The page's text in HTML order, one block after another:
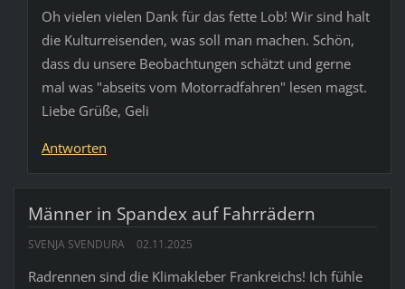
Oh vielen vielen Dank für das fette Lob! Wir sind halt
die Kulturreisenden, was soll man machen. Schön,
dass du unsere Beobachtungen schätzt und gerne
mal was "abseits vom Motorradfahren" lesen magst.
Liebe Grüße, Geli
Antworten
Männer in Spandex auf Fahrrädern
SVENJA SVENDURA 02.11.2025
Radrennen sind die Klimakleber Frankreichs! Ich fühle